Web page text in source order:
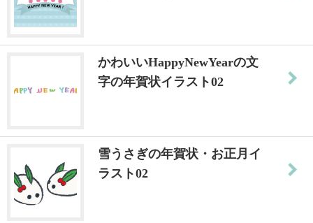
かわいいHappyNewYearの文
字の年賀状イラスト02
雪うさぎの年賀状・お正月イ
ラスト02